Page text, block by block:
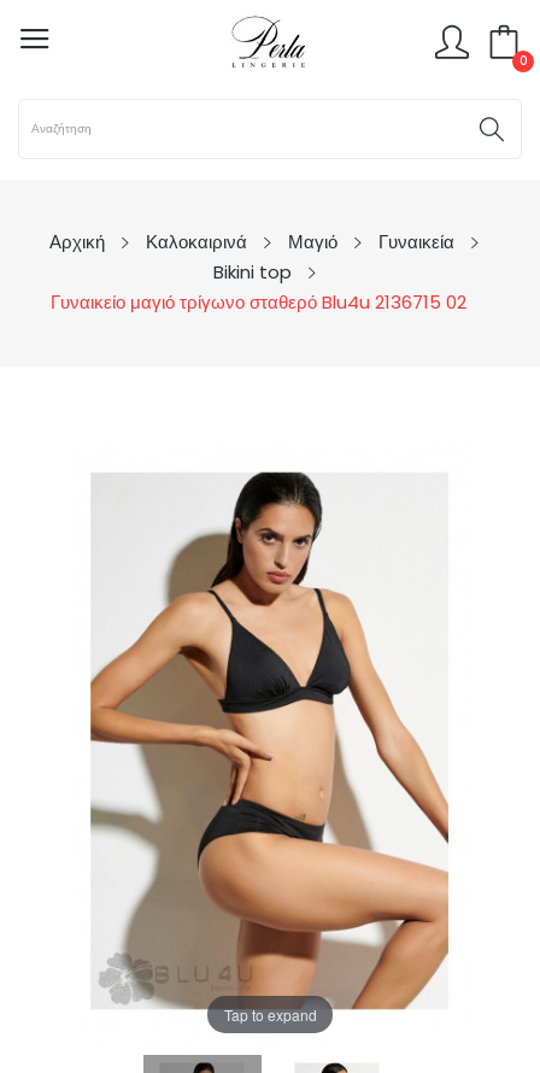
0
Αρχική Καλοκαιρινά Μαγιό
Γυναικεία
Bikini top
Γυναικείο μαγιό τρίγωνο σταθερό Blu4u 2136715 02
Tap to expand